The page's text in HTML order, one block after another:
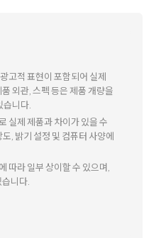
고적 표현이 포함되어 실제
외관, 스펙 등은 제품 개량을
습니다.
실제 제품과 차이가 있을 수
, 밝기 설정 및 컴퓨터 사양에
따라 일부 상이할 수 있으며,
니다.